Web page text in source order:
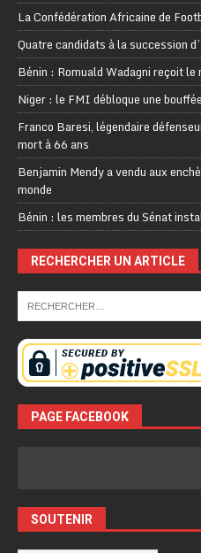
La Confédération Africaine de
Quatre candidats à la succession
Bénin : Romuald Wadagni reçoit
Niger : le FMI débloque une
Franco Baresi, légendaire
mort à 66 ans
Benjamin Mendy a vendu aux
monde
Bénin : les membres du Sénat
RECHERCHER UN ARTICLE
PAGE FACEBOOK
SOUTENIR